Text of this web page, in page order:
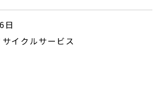
日
イクルサービス